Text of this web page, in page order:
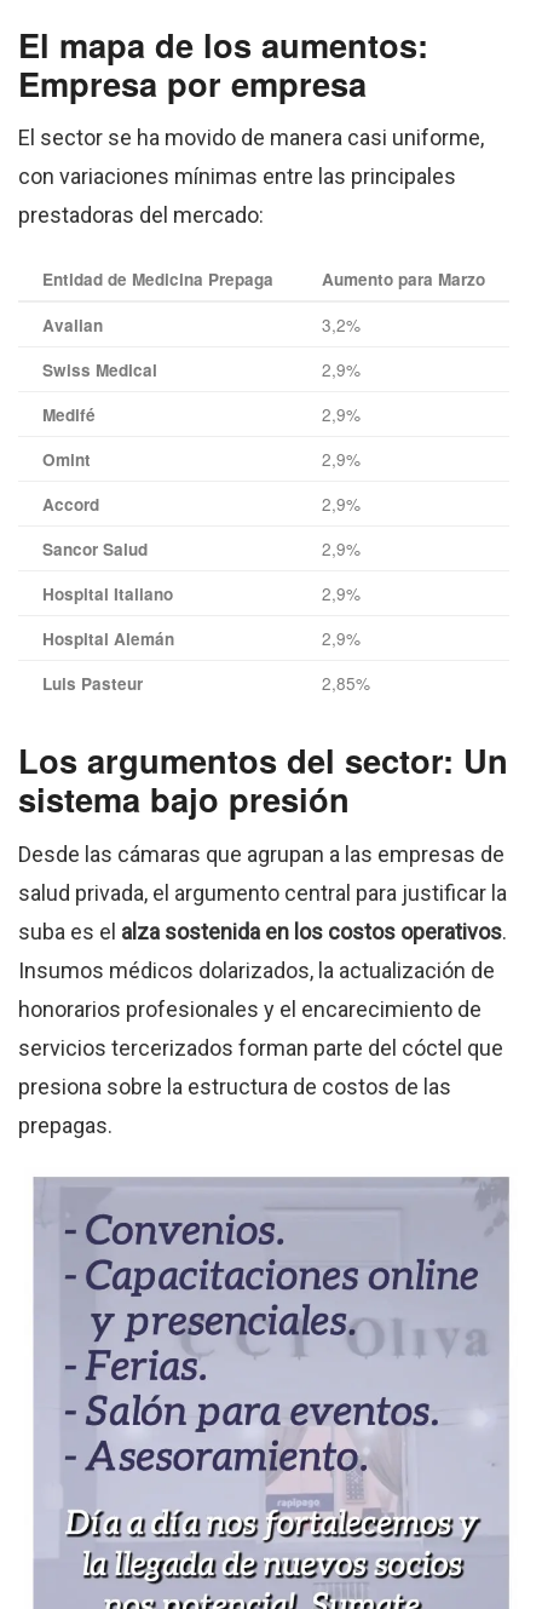
El mapa de los aumentos:
Empresa por empresa
El sector se ha movido de manera casi uniforme,
con variaciones mínimas entre las principales
prestadoras del mercado:
Entidad de Medicina Prepaga
Aumento para Marzo
Avalian
3,2%
Swiss Medical 2,9%
Medifé 2,9%
Omint 2,9%
Accord 2,9%
Sancor Salud 2,9%
Hospital Italiano 2,9%
Hospital Alemán 2,9%
Luis Pasteur 2,85%
Los argumentos del sector: Un
sistema bajo presión
Desde las cámaras que agrupan a las empresas de
salud privada, el argumento central para justificar la
suba es el alza sostenida en los costos operativos.
Insumos médicos dolarizados, la actualización de
honorarios profesionales y el encarecimiento de
servicios tercerizados forman parte del cóctel que
presiona sobre la estructura de costos de las
prepagas.